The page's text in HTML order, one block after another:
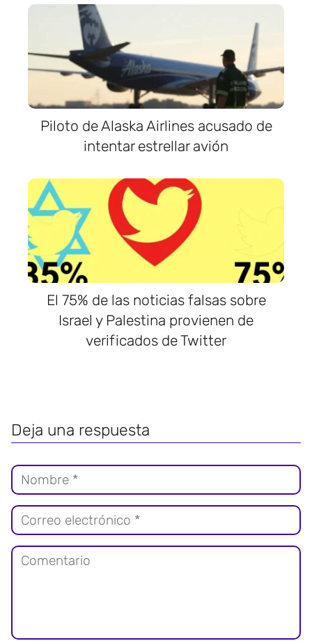
Piloto de Alaska Airlines acusado de
intentar estrellar avión
El 75% de las noticias falsas sobre
Israel y Palestina provienen de
verificados de Twitter
Deja una respuesta